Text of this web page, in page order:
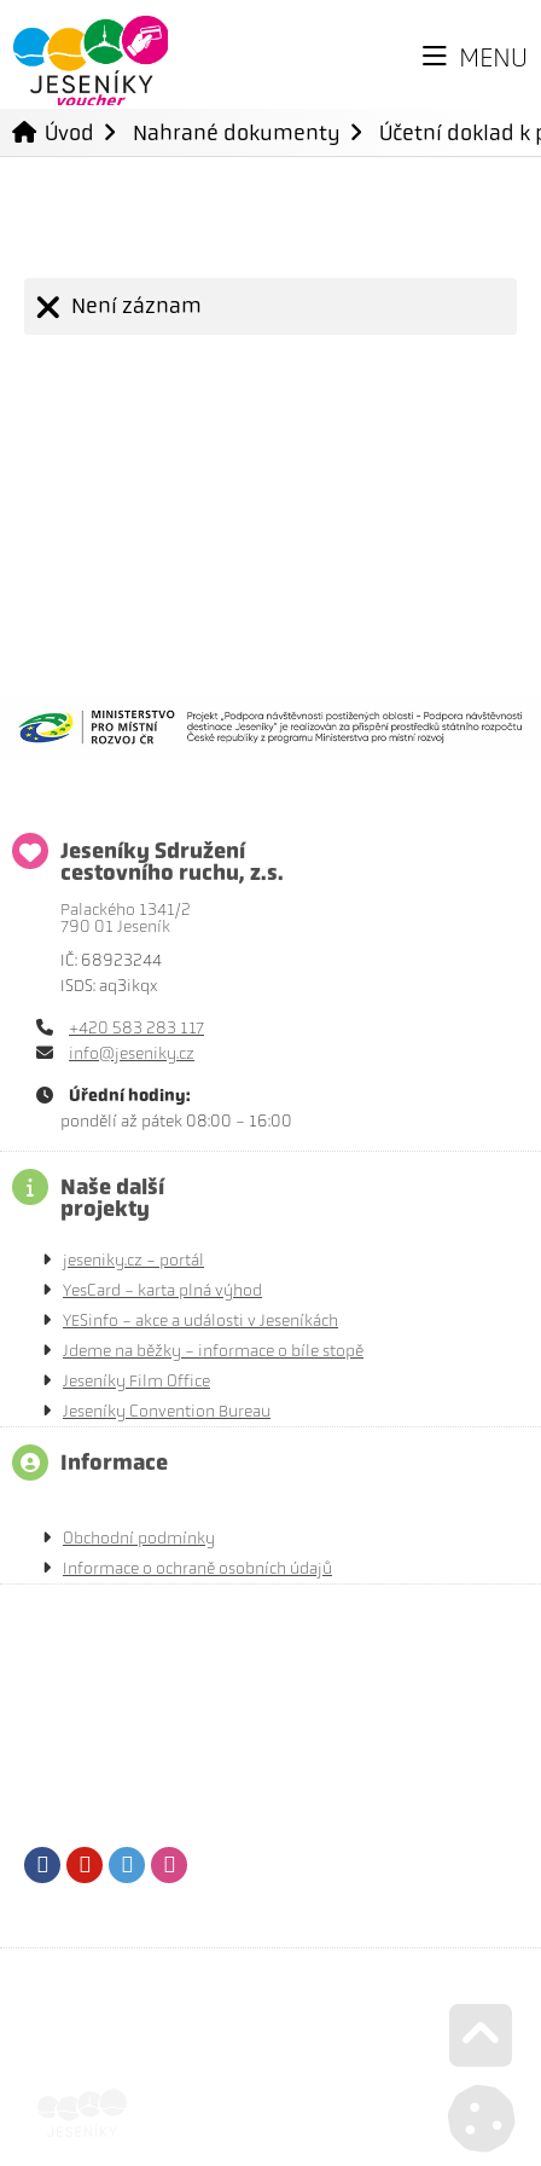
MENU
Úvod Nahrané dokumenty Účetní doklad
Není záznam
Jeseníky Sdružení
cestovního ruchu, z.s.
Palackého 1341/2
790 01 Jeseník
IČ: 68923244
ISDS: aq3ikqx
+420 583 283 117
info@jeseniky.cz
Úřední hodiny:
pondělí až pátek 08:00 - 16:00
Naše další
projekty
jeseniky.cz - portál
YesCard - karta plná výhod
YESinfo - akce a události v Jeseníkách
Jdeme na běžky - informace o bíle stopě
Jeseníky Film Office
Jeseníky Convention Bureau
Informace
Obchodní podmínky
Informace o ochraně osobních údajů
FacebookYoutubeTwitter
Go